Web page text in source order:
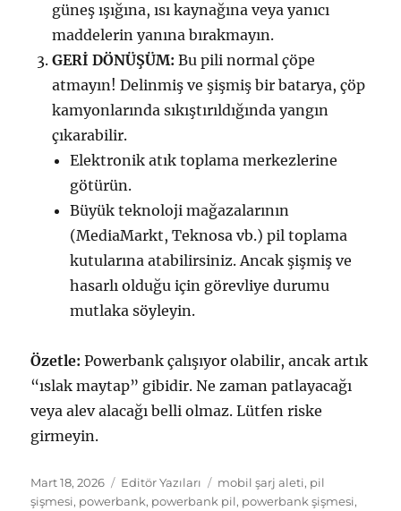
güneş ışığına, ısı kaynağına veya yanıcı
maddelerin yanına bırakmayın.
GERİ DÖNÜŞÜM: Bu pili normal çöpe
atmayın! Delinmiş ve şişmiş bir batarya, çöp
kamyonlarında sıkıştırıldığında yangın
çıkarabilir.
Elektronik atık toplama merkezlerine
götürün.
Büyük teknoloji mağazalarının
(MediaMarkt, Teknosa vb.) pil toplama
kutularına atabilirsiniz. Ancak şişmiş ve
hasarlı olduğu için görevliye durumu
mutlaka söyleyin.
Özetle: Powerbank çalışıyor olabilir, ancak artık
“ıslak maytap” gibidir. Ne zaman patlayacağı
veya alev alacağı belli olmaz. Lütfen riske
girmeyin.
Yayın
tarihi
Mart 18, 2026 Kategoriler
Editör Yazıları Etiketler
mobil şarj aleti, pil
şişmesi, powerbank, powerbank pil, powerbank şişmesi,